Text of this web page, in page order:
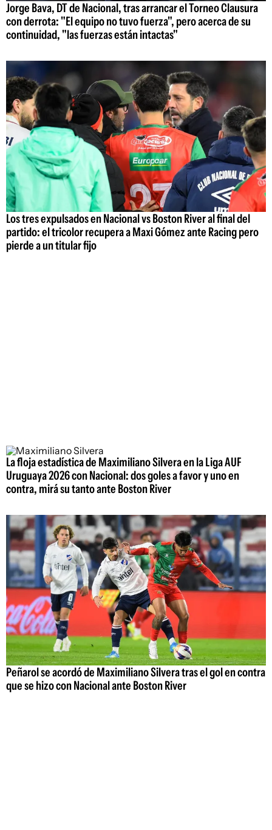
Jorge Bava, DT de Nacional, tras arrancar el Torneo Clausura
con derrota: "El equipo no tuvo fuerza", pero acerca de su
continuidad, "las fuerzas están intactas"
Los tres expulsados en Nacional vs Boston River al final del
partido: el tricolor recupera a Maxi Gómez ante Racing pero
pierde a un titular fijo
La floja estadística de Maximiliano Silvera en la Liga AUF
Uruguaya 2026 con Nacional: dos goles a favor y uno en
contra, mirá su tanto ante Boston River
Peñarol se acordó de Maximiliano Silvera tras el gol en contra
que se hizo con Nacional ante Boston River